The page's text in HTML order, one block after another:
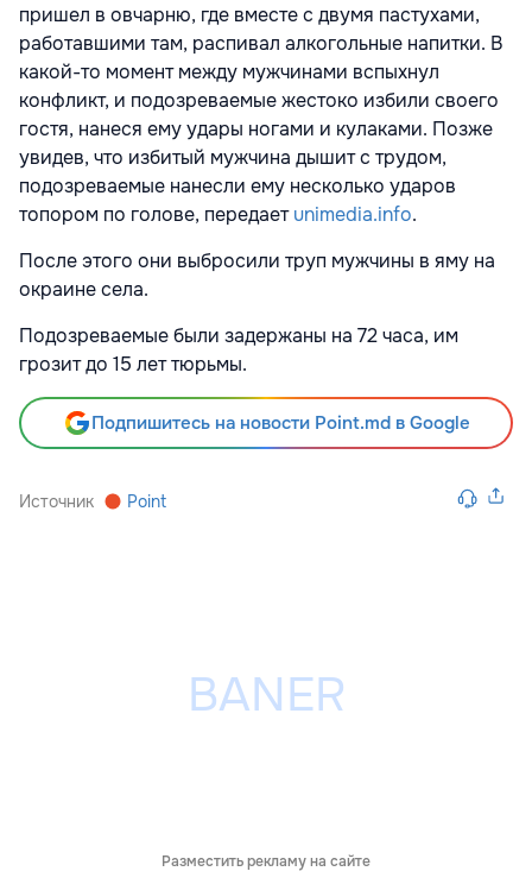
пришел в овчарню, где вместе с двумя пастухами,
работавшими там, распивал алкогольные напитки. В
какой-то момент между мужчинами вспыхнул
конфликт, и подозреваемые жестоко избили своего
гостя, нанеся ему удары ногами и кулаками. Позже
увидев, что избитый мужчина дышит с трудом,
подозреваемые нанесли ему несколько ударов
топором по голове, передаетunimedia.info.
После этого они выбросили труп мужчины в яму на
окраине села.
Подозреваемые были задержаны на 72 часа, им
грозит до 15 лет тюрьмы.
Подпишитесь на новости Point.md в Google
Источник Point
Разместить рекламу на сайте